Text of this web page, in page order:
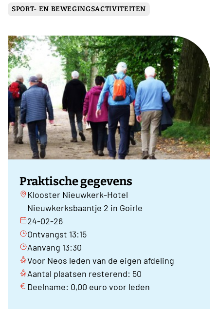
SPORT- EN BEWEGINGSACTIVITEITEN
Praktische gegevens
Klooster Nieuwkerk-Hotel
Nieuwkerksbaantje 2 in Goirle
24-02-26
Ontvangst 13:15
Aanvang 13:30
Voor Neos leden van de eigen afdeling
Aantal plaatsen resterend: 50
Deelname: 0,00 euro voor leden